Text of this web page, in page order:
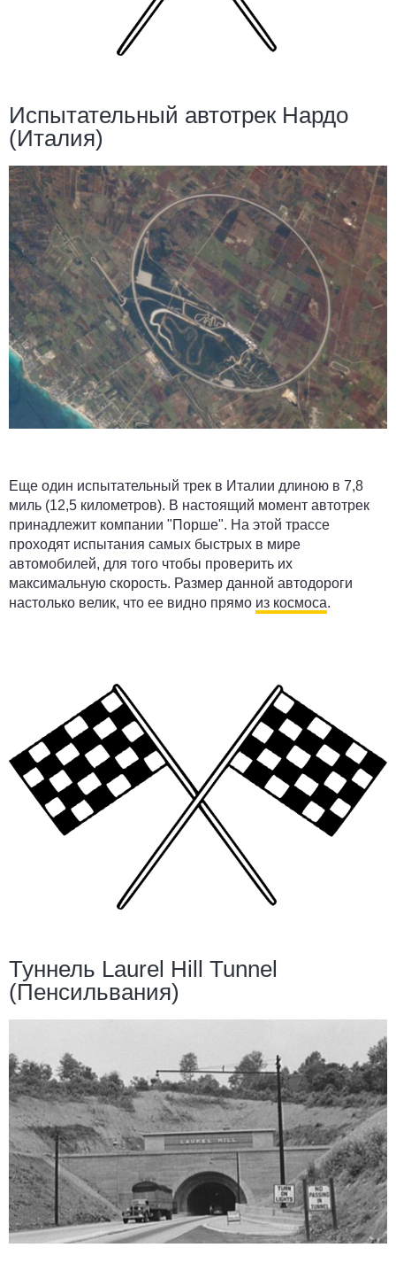
Испытательный автотрек Нардо
(Италия)
Еще один испытательный трек в Италии длиною в 7,8
миль (12,5 километров). В настоящий момент автотрек
принадлежит компании "Порше". На этой трассе
проходят испытания самых быстрых в мире
автомобилей, для того чтобы проверить их
максимальную скорость. Размер данной автодороги
настолько велик, что ее видно прямо из космоса.
Туннель Laurel Hill Tunnel
(Пенсильвания)